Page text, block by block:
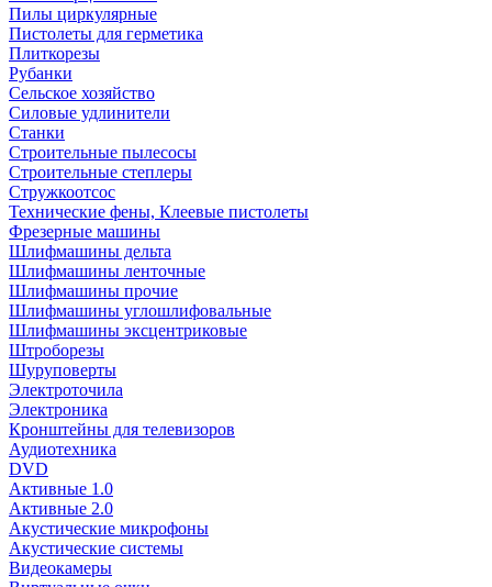
Пилы циркулярные
Пистолеты для герметика
Плиткорезы
Рубанки
Сельское хозяйство
Силовые удлинители
Станки
Строительные пылесосы
Строительные степлеры
Стружкоотсос
Технические фены, Клеевые пистолеты
Фрезерные машины
Шлифмашины дельта
Шлифмашины ленточные
Шлифмашины прочие
Шлифмашины углошлифовальные
Шлифмашины эксцентриковые
Штроборезы
Шуруповерты
Электроточила
Электроника
Кронштейны для телевизоров
Аудиотехника
DVD
Активные 1.0
Активные 2.0
Акустические микрофоны
Акустические системы
Видеокамеры